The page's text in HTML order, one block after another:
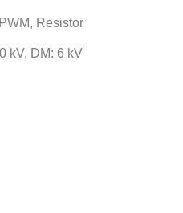
Resistor
kV, DM: 6 kV